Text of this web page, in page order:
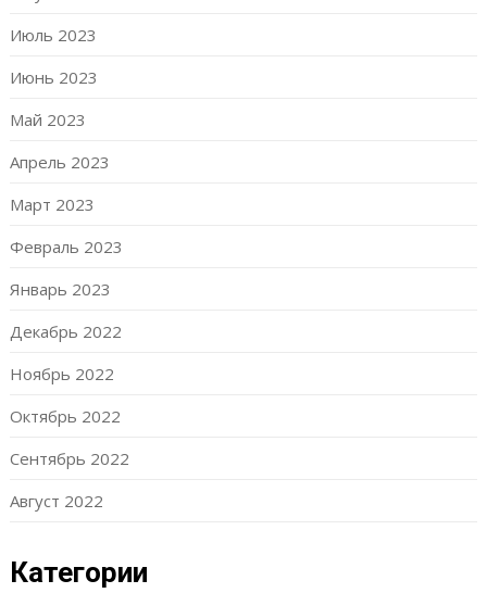
Июль 2023
Июнь 2023
Май 2023
Апрель 2023
Март 2023
Февраль 2023
Январь 2023
Декабрь 2022
Ноябрь 2022
Октябрь 2022
Сентябрь 2022
Август 2022
Категории